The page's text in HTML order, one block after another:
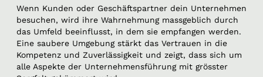
Wenn Kunden oder Geschäftspartner dein Unternehmen
besuchen, wird ihre Wahrnehmung massgeblich durch
das Umfeld beeinflusst, in dem sie empfangen werden.
Eine saubere Umgebung stärkt das Vertrauen in die
Kompetenz und Zuverlässigkeit und zeigt, dass sich um
alle Aspekte der Unternehmensführung mit grösster